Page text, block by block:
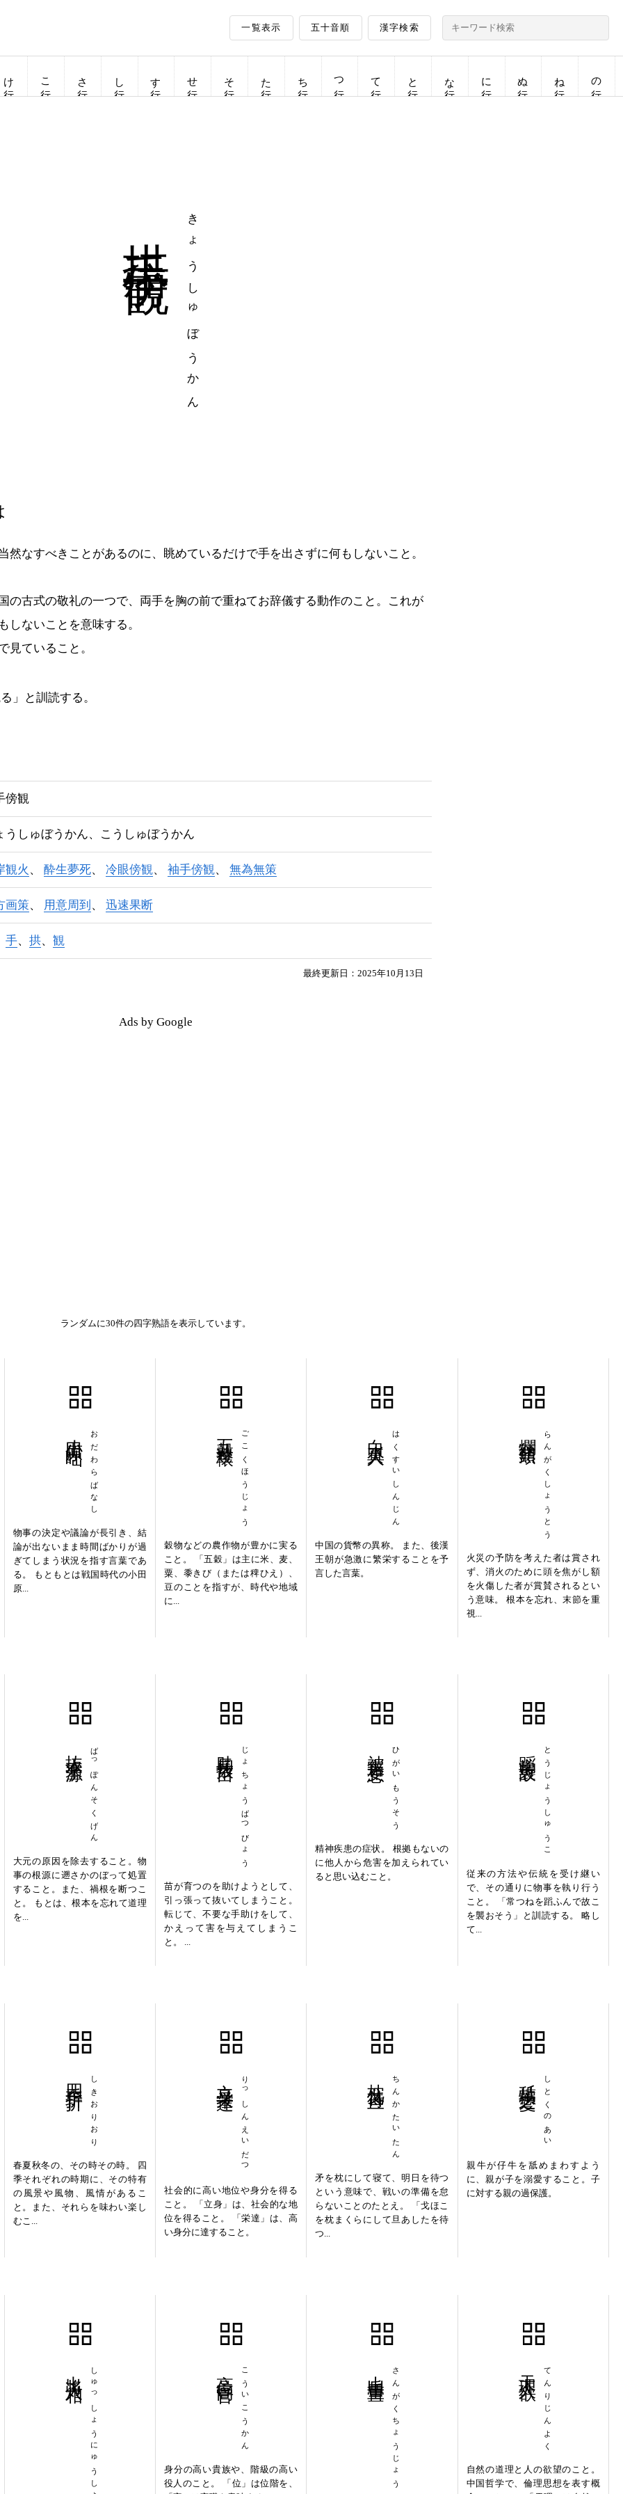
一覧表示 五十音順 漢字検索
け行 こ行 さ行 し行 す行 せ行 そ行 た行 ち行 つ行 て行 と行 な行 に行 ぬ行 ね行 の行
きょうしゅぼうかん
然なすべきことがあるのに、眺めているだけで手を出さずに何もしないこと。
の古式の敬礼の一つで、両手を胸の前で重ねてお辞儀する動作のこと。これが
しないことを意味する。
見ていること。
る」と訓読する。
傍観
うしゅぼうかん、こうしゅぼうかん
観火 酔生夢死 冷眼傍観 袖手傍観 無為無策
画策 用意周到 迅速果断
手、 拱、 観
最終更新日：2025年10月13日
Ads by Google
ランダムに30件の四字熟語を表示しています。
おだわらばなし
物事の決定や議論が長引き、結
論が出ないまま時間ばかりが過
ぎてしまう状況を指す言葉であ
る。 もともとは戦国時代の小田
原...
ごこくほうじょう
穀物などの農作物が豊かに実る
こと。 「五穀」は主に米、麦、
粟、黍きび（または稗ひえ）、
豆のことを指すが、時代や地域
に...
はくすいしんじん
中国の貨幣の異称。 また、後漢
王朝が急激に繁栄することを予
言した言葉。
らんがくしょうとう
火災の予防を考えた者は賞され
ず、消火のために頭を焦がし額
を火傷した者が賞賛されるとい
う意味。 根本を忘れ、末節を重
視...
ばっぽんそくげん
大元の原因を除去すること。物
事の根源に遡さかのぼって処置
すること。また、禍根を断つこ
と。 もとは、根本を忘れて道理
を...
じょちょうばつびょう
苗が育つのを助けようとして、
引っ張って抜いてしまうこと。
転じて、不要な手助けをして、
かえって害を与えてしまうこ
と。 ...
ひがいもうそう
精神疾患の症状。 根拠もないの
に他人から危害を加えられてい
ると思い込むこと。
とうじょうしゅうこ
従来の方法や伝統を受け継い
で、その通りに物事を執り行う
こと。 「常つねを蹈ふんで故こ
を襲おそう」と訓読する。 略し
て...
しきおりおり
春夏秋冬の、その時その時。 四
季それぞれの時期に、その特有
の風景や風物、風情があるこ
と。また、それらを味わい楽し
むこ...
りっしんえいだつ
社会的に高い地位や身分を得る
こと。 「立身」は、社会的な地
位を得ること。 「栄達」は、高
い身分に達すること。
ちんかたいたん
矛を枕にして寝て、明日を待つ
という意味で、戦いの準備を怠
らないことのたとえ。 「戈ほこ
を枕まくらにして旦あしたを待
つ...
しとくのあい
親牛が仔牛を舐めまわすよう
に、親が子を溺愛すること。子
に対する親の過保護。
しゅっしょうにゅうしょう こういこうかん
身分の高い貴族や、階級の高い
役人のこと。 「位」は位階を、
さんがくちょうじょう てんりじんよく
自然の道理と人の欲望のこと。
中国哲学で、倫理思想を表す概